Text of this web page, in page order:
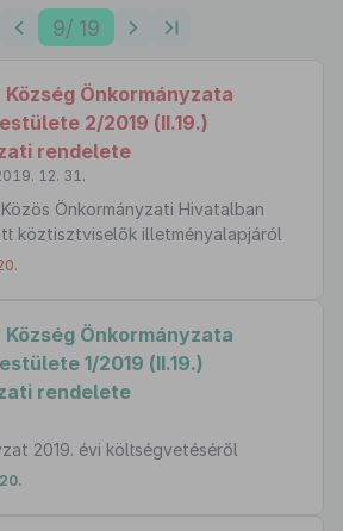
9/ 19
Önkormányzata
2/2019 (II.19.)
rendelete
12. 31.
Önkormányzati Hivatalban
köztisztviselők illetményalapjáról
Önkormányzata
1/2019 (II.19.)
rendelete
2019. évi költségvetéséről